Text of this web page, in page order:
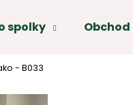
spolky Obchod
- B033
Co potřebujete